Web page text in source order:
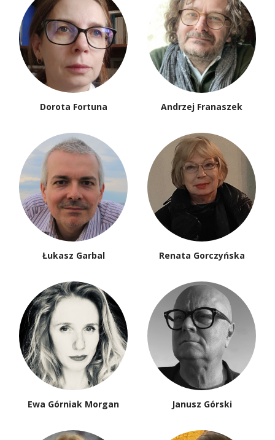
Dorota Fortuna Andrzej Franaszek
Łukasz Garbal Renata Gorczyńska
Ewa Górniak Morgan Janusz Górski